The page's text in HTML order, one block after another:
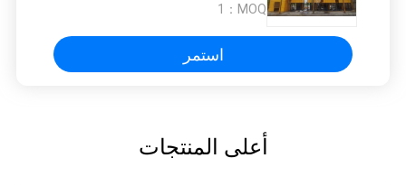
MOQ：
1
استمر
أعلى المنتجات